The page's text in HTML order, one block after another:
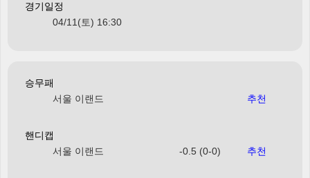
경기일정
04/11(토) 16:30
승무패
서울 이랜드
추천
핸디캡
서울 이랜드
-0.5 (0-0) 추천